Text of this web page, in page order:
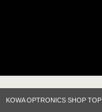
KOWA OPTRONICS SHOP TOP